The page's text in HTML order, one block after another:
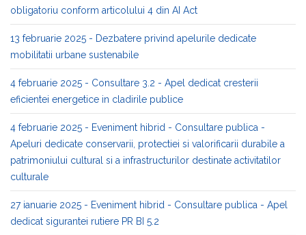
obligatoriu conform articolului 4 din AI Act
13 februarie 2025 - Dezbatere privind apelurile dedicate
mobilitatii urbane sustenabile
4 februarie 2025 - Consultare 3.2 - Apel dedicat cresterii
eficientei energetice in cladirile publice
4 februarie 2025 - Eveniment hibrid - Consultare publica -
Apeluri dedicate conservarii, protectiei si valorificarii durabile a
patrimoniului cultural si a infrastructurilor destinate activitatilor
culturale
27 ianuarie 2025 - Eveniment hibrid - Consultare publica - Apel
dedicat sigurantei rutiere PR BI 5.2